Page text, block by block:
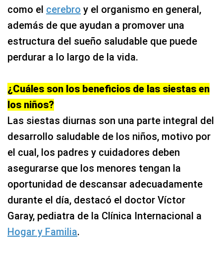
como el cerebro y el organismo en general,
además de que ayudan a promover una
estructura del sueño saludable que puede
perdurar a lo largo de la vida.
¿Cuáles son los beneficios de las siestas en
los niños?
Las siestas diurnas son una parte integral del
desarrollo saludable de los niños, motivo por
el cual, los padres y cuidadores deben
asegurarse que los menores tengan la
oportunidad de descansar adecuadamente
durante el día, destacó el doctor Víctor
Garay, pediatra de la Clínica Internacional a
Hogar y Familia.